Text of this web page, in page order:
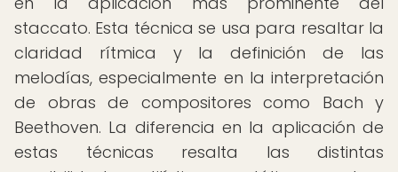
staccato. Esta técnica se usa para resaltar la
claridad rítmica y la definición de las
melodías, especialmente en la interpretación
de obras de compositores como Bach y
Beethoven. La diferencia en la aplicación de
estas técnicas resalta las distintas